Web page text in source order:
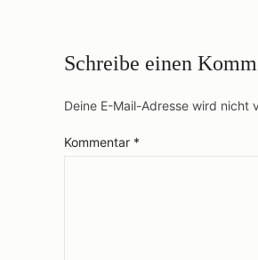
Schreibe einen
Deine E-Mail-Adresse wird nicht
Kommentar *